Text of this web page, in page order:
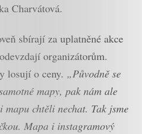
Charvátová.
sbírají za uplatněné akce
organizátorům.
losují o ceny. „Původně se
mapy, pak nám ale
chtěli nechat. Tak jsme
Mapa i instagramový